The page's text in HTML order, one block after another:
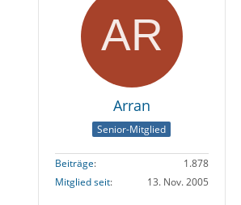
Arran
Senior-Mitglied
Beiträge
1.878
Mitglied seit
13. Nov. 2005